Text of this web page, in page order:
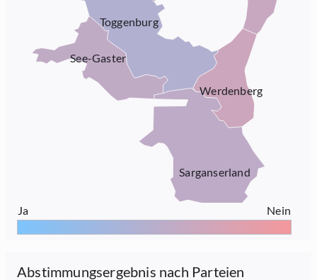
Toggenburg
See-Gaster
Sarganserland
Werdenberg
Ja Nein
Abstimmungsergebnis nach Parteien